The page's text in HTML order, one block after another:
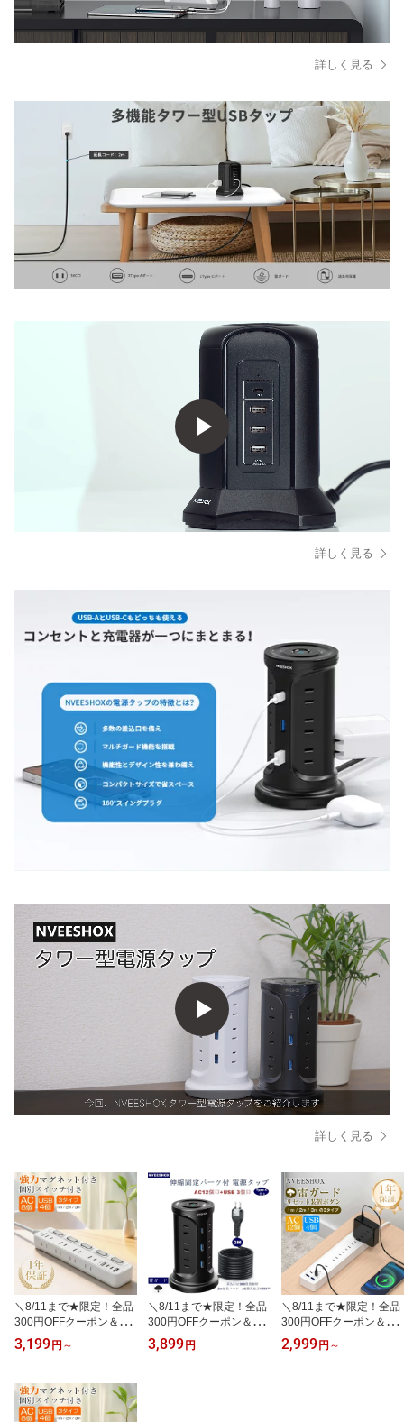
詳しく見る
詳しく見る
詳しく見る
＼8/11まで★限定！全品
300円OFFクーポン＆P5
倍還元／【楽天1位受
賞】NVEESOX 電源タッ
ド 2m 5つ個別スイッチ 8
個AC口 4個USBポート U
SB専用スイッチ たこあ
3,199 円 ～
＼8/11まで★限定！全品
300円OFFクーポン＆P5
倍還元／NVEESHOX 電
源タップ Type-C付き 延
3,899 円
＼8/11まで★限定！全品
300円OFFクーポン＆P5
倍還元／NVEESOX 延長
コード USB付き電源タッ
2,999 円 ～